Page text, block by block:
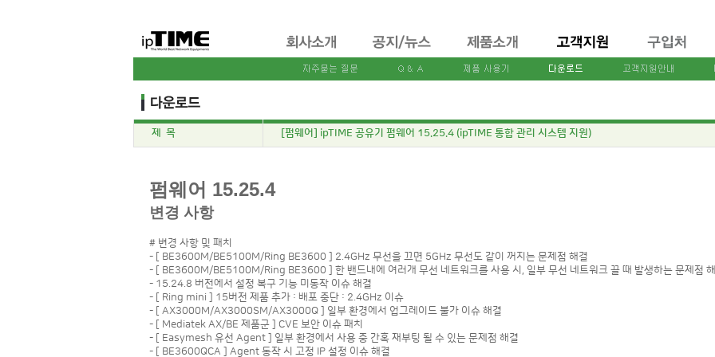
제 목 [펌웨어] ipTIME 공유기 펌웨어 15.25.4 (ipTIME 통합 관리 시스템 지원)
펌웨어 15.25.4
변경 사항
# 변경 사항 및 패치
- [ BE3600M/BE5100M/Ring BE3600 ] 2.4GHz 무선을 끄면 5GHz 무선도 같이 꺼지는 문제점 해결
- [ BE3600M/BE5100M/Ring BE3600 ] 한 밴드내에 여러개 무선 네트워크를 사용 시, 일부 무선 네트워크 끌 때 발생하는 문제점
- 15.24.8 버전에서 설정 복구 기능 미동작 이슈 해결
- [ Ring mini ] 15버전 제품 추가 : 배포 중단 : 2.4GHz 이슈
- [ AX3000M/AX3000SM/AX3000Q ] 일부 환경에서 업그레이드 불가 이슈 해결
- [ Mediatek AX/BE 제품군 ] CVE 보안 이슈 패치
- [ Easymesh 유선 Agent ] 일부 환경에서 사용 중 간혹 재부팅 될 수 있는 문제점 해결
- [ BE3600QCA ] Agent 동작 시 고정 IP 설정 이슈 해결